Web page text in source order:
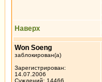
Наверх
Won Soeng
заблокирован(а)
Зарегистрирован:
14.07.2006
Суждений: 14466